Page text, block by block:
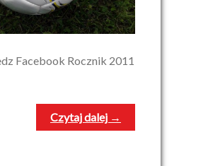
Facebook Rocznik 2011
Czytaj dalej →